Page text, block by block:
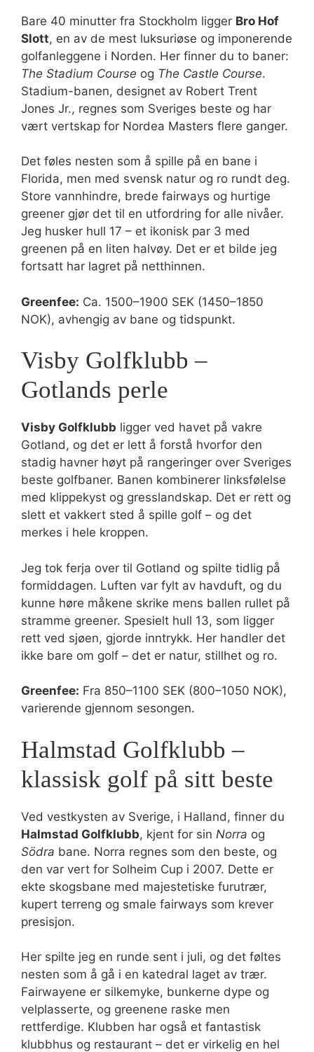
Bare 40 minutter fra Stockholm ligger Bro Hof
Slott, en av de mest luksuriøse og imponerende
golfanleggene i Norden. Her finner du to baner:
The Stadium Course og The Castle Course.
Stadium-banen, designet av Robert Trent
Jones Jr., regnes som Sveriges beste og har
vært vertskap for Nordea Masters flere ganger.
Det føles nesten som å spille på en bane i
Florida, men med svensk natur og ro rundt deg.
Store vannhindre, brede fairways og hurtige
greener gjør det til en utfordring for alle nivåer.
Jeg husker hull 17 – et ikonisk par 3 med
greenen på en liten halvøy. Det er et bilde jeg
fortsatt har lagret på netthinnen.
Greenfee: Ca. 1500–1900 SEK (1450–1850
NOK), avhengig av bane og tidspunkt.
Visby Golfklubb –
Gotlands perle
Visby Golfklubb ligger ved havet på vakre
Gotland, og det er lett å forstå hvorfor den
stadig havner høyt på rangeringer over Sveriges
beste golfbaner. Banen kombinerer linksfølelse
med klippekyst og gresslandskap. Det er rett og
slett et vakkert sted å spille golf – og det
merkes i hele kroppen.
Jeg tok ferja over til Gotland og spilte tidlig på
formiddagen. Luften var fylt av havduft, og du
kunne høre måkene skrike mens ballen rullet på
stramme greener. Spesielt hull 13, som ligger
rett ved sjøen, gjorde inntrykk. Her handler det
ikke bare om golf – det er natur, stillhet og ro.
Greenfee: Fra 850–1100 SEK (800–1050 NOK),
varierende gjennom sesongen.
Halmstad Golfklubb –
klassisk golf på sitt beste
Ved vestkysten av Sverige, i Halland, finner du
Halmstad Golfklubb, kjent for sin Norra og
Södra bane. Norra regnes som den beste, og
den var vert for Solheim Cup i 2007. Dette er
ekte skogsbane med majestetiske furutrær,
kupert terreng og smale fairways som krever
presisjon.
Her spilte jeg en runde sent i juli, og det føltes
nesten som å gå i en katedral laget av trær.
Fairwayene er silkemyke, bunkerne dype og
velplasserte, og greenene raske men
rettferdige. Klubben har også et fantastisk
klubbhus og restaurant – det er virkelig en hel